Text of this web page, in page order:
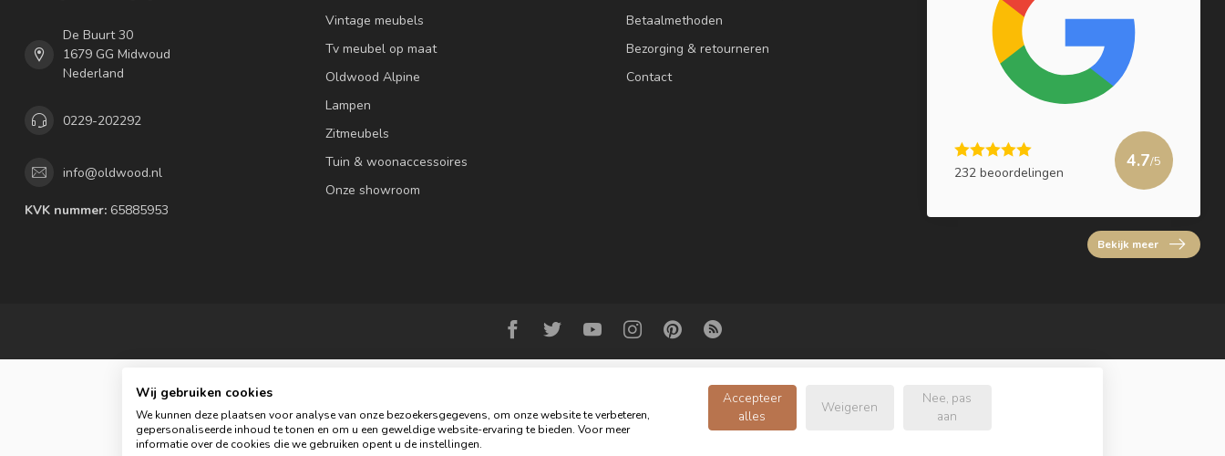
De Buurt 30
1679 GG Midwoud
Nederland
0229-202292
info@oldwood.nl
KVK nummer: 65885953
Vintage meubels
Tv meubel op maat
Oldwood Alpine
Lampen
Zitmeubels
Tuin & woonaccessoires
Onze showroom
Betaalmethoden
Bezorging & retourneren
Contact
232 beoordelingen
4.7/5
Bekijk meer
© Copyright 2026 Oldwood de Woonwinkel - Powered by
Wij gebruiken cookies
We kunnen deze plaatsen voor analyse van onze bezoekersgegevens, om onze website te verbeteren,
gepersonaliseerde inhoud te tonen en om u een geweldige website-ervaring te bieden. Voor meer
informatie over de cookies die we gebruiken opent u de instellingen.
Accepteer
alles
Weigeren
Nee, pas
aan